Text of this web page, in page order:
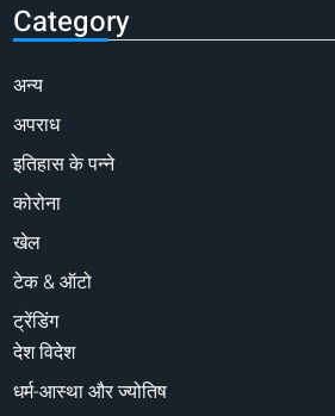
Category
अन्य
अपराध
इतिहास के पन्ने
कोरोना
खेल
टेक & ऑटो
ट्रेंडिंग
देश विदेश
धर्म-आस्था और ज्योतिष